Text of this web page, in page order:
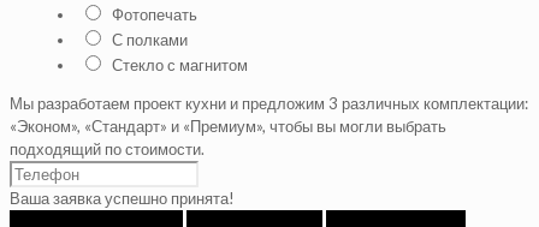
Фотопечать
С полками
Стекло с магнитом
Мы разработаем проект кухни и предложим 3 различных комплектации:
«Эконом», «Стандарт» и «Премиум», чтобы вы могли выбрать
подходящий по стоимости.
Ваша заявка успешно принята!